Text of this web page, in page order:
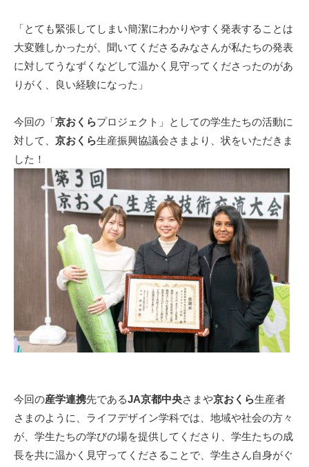
「とても緊張してしまい簡潔にわかりやすく発表することは
大変難しかったが、聞いてくださるみなさんが私たちの発表
に対してうなずくなどして温かく見守ってくださったのがあ
りがく、良い経験になった」
今回の「京おくらプロジェクト」としての学生たちの活動に
対して、 京おくら生産振興協議会さまより、状をいただきま
した！
今回の産学連携先であるJA京都中央さまや京おくら生産者
さまのように、ライフデザイン学科では、地域や社会の方々
が、学生たちの学びの場を提供してくださり、学生たちの成
長を共に温かく見守ってくださることで、学生さん自身がぐ